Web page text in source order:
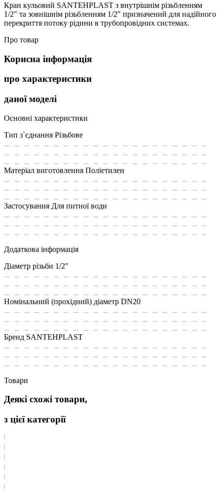
Кран кульовий SANTEHPLAST з внутрішнім різьбленням
1/2" та зовнішнім різьбленням 1/2" призначений для надійного
перекриття потоку рідини в трубопровідних системах.
Про товар
Корисна інформація
про характеристики
даної моделі
Основні характеристики
Тип з`єднання Різьбове
Матеріал виготовлення Поліетилен
Застосування Для питної води
Додаткова інформація
Діаметр різьби 1/2"
Номінальний (прохідний) діаметр DN20
Бренд SANTEHPLAST
Товари
Деякі схожі товари,
з цієї категорії